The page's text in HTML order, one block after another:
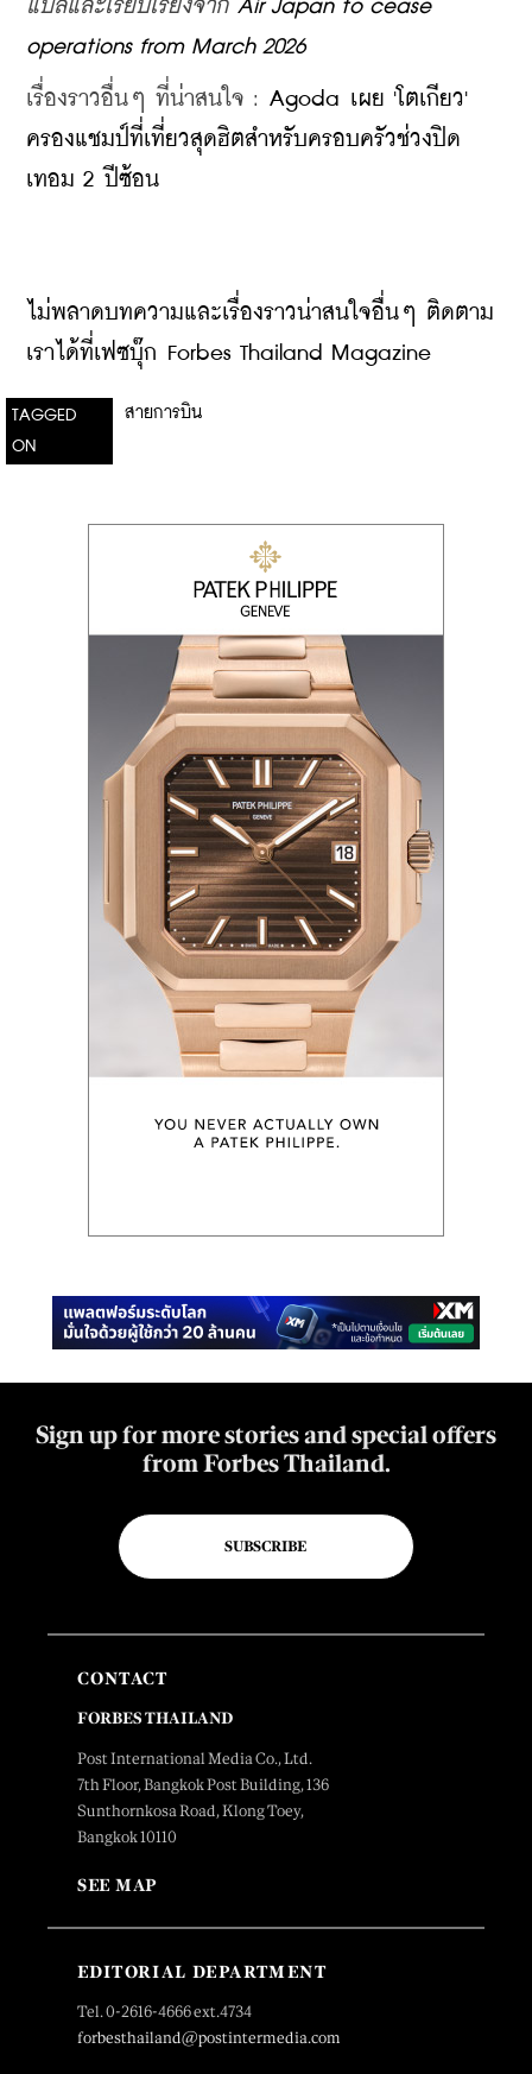
แปลและเรียบเรียงจาก Air Japan to cease
operations from March 2026
เรื่องราวอื่นๆ ที่น่าสนใจ : Agoda เผย 'โตเกียว'
ครองแชมป์ที่เที่ยวสุดฮิตสำหรับครอบครัวช่วงปิด
เทอม 2 ปีซ้อน
ไม่พลาดบทความและเรื่องราวน่าสนใจอื่นๆ ติดตาม
เราได้ที่เฟซบุ๊ก Forbes Thailand Magazine
TAGGED
ON
สายการบิน
Sign up for more stories and special offers
from Forbes Thailand.
SUBSCRIBE
CONTACT
FORBES THAILAND
Post International Media Co., Ltd.
7th Floor, Bangkok Post Building, 136
Sunthornkosa Road, Klong Toey,
Bangkok 10110
SEE MAP
EDITORIAL DEPARTMENT
Tel. 0-2616-4666 ext.4734
forbesthailand@postintermedia.com